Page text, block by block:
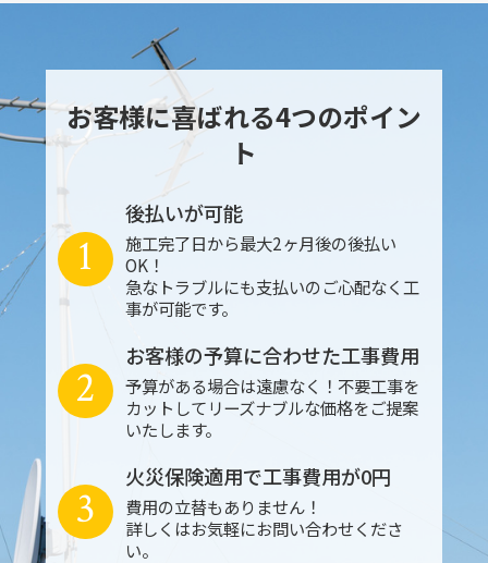
お客様に喜ばれる4つのポイン
ト
後払いが可能
施工完了日から最大2ヶ月後の後払い
OK！
急なトラブルにも支払いのご心配なく工
事が可能です。
1
お客様の予算に合わせた工事費用
予算がある場合は遠慮なく！不要工事を
カットしてリーズナブルな価格をご提案
いたします。
2
火災保険適用で工事費用が0円
費用の立替もありません！
詳しくはお気軽にお問い合わせくださ
い。
3